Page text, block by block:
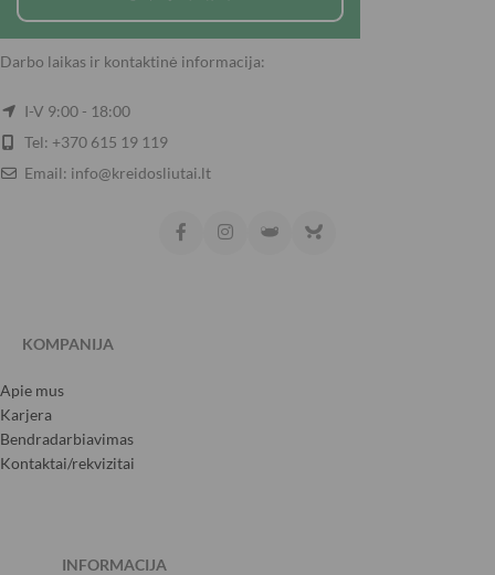
Darbo laikas ir kontaktinė informacija:
I-V 9:00 - 18:00
Tel: +370 615 19 119
Email: info@kreidosliutai.lt
KOMPANIJA
Apie mus
Karjera
Bendradarbiavimas
Kontaktai/rekvizitai
INFORMACIJA